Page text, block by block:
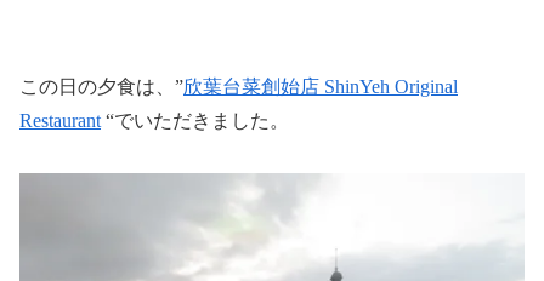
この日の夕食は、”欣葉台菜創始店 ShinYeh Original
Restaurant “でいただきました。